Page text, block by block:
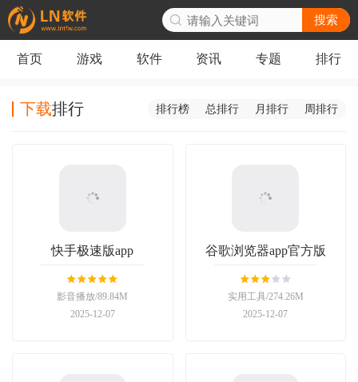
搜索
首页 游戏 软件 资讯 专题 排行
下载排行 排行榜 总排行 月排行 周排行
快手极速版app
影音播放/89.84M
2025-12-07
谷歌浏览器app官方版
实用工具/274.26M
2025-12-07